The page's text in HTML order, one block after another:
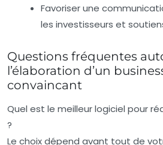
Favoriser une
les investisseurs et
Questions fréquentes
l’élaboration d’un
convaincant
Quel est le meilleur logiciel pour
?
Le choix dépend avant tout de